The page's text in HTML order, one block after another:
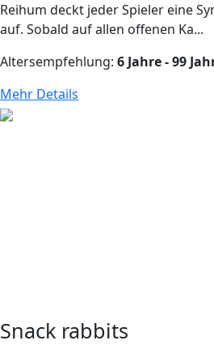
Reihum deckt jeder Spieler eine
auf. Sobald auf allen offenen Ka...
Altersempfehlung: 6 Jahre - 99
Mehr Details
Snack rabbits